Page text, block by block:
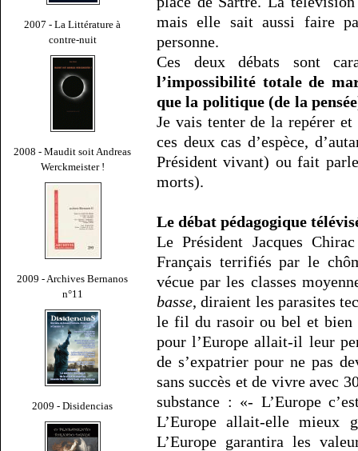
2007 - La Littérature à
contre-nuit
2008 - Maudit soit Andreas
Werckmeister !
2009 - Archives Bernanos
n°11
2009 - Disidencias
mais elle sait aussi faire
personne.
Ces deux débats sont
l’impossibilité totale de
que la politique (de la
Je vais tenter de la repérer
ces deux cas d’espèce,
Président vivant) ou fait
morts).
Le débat pédagogique
Le Président Jacques
Français terrifiés par le
vécue par les classes
basse, diraient les parasites
le fil du rasoir ou bel et bien
pour l’Europe allait-il leur
de s’expatrier pour ne pas
sans succès et de vivre avec
substance : «- L’Europe
L’Europe allait-elle mieux
L’Europe garantira les